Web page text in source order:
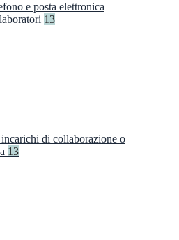
e posta elettronica
13
di collaborazione o
13